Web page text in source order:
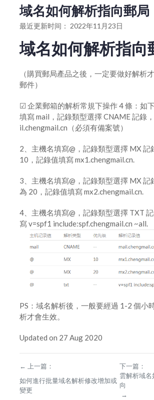
如何批量離線註冊域名
進入域名管理並查看域名信息
打印域名證書
gov.cn註銷操作流程
域名批量續期
域名續期
域名過戶
如何修改域名服務器地址
創建模板和模板實名認證
域名如何解析指向郵局
雲解析域名如何做cname解析指向
雲解析域名如何做IP指向解析
國際英文域名轉入流程
如何進行域名轉出（獲取域名轉移密碼）
如何辦理國家頂級域名轉移註冊服務商
如何辦理國際域名轉移註冊商
国际英文域名转入流程
域名如何解析指向郵局
最近更新时间： 2022年11月23日
域名如何解析指向
（購買郵局產品之後，一定要做好解析
郵件）
☑ 企業郵箱的解析常規下操作 4 條：如
填寫 mail，記錄類型選擇 CNAME 記錄
il.chengmail.cn（必須有備案號）
2、主機名填寫@，記錄類型選擇 MX 記
10，記錄值填寫 mx1.chengmail.cn.
3、主機名填寫@，記錄類型選擇 MX 記
為 20，記錄值填寫 mx2.chengmail.cn.
4、主機名填寫@，記錄類型選擇 TXT
寫 v=spf1 include:spf.chengmail.cn ~all.
PS：域名解析後，一般要經過 1-2 個小
析才會生效。
Updated on 27 Aug 2020
← 上一篇：
如何進行批量域名解析修改增加或
變更
下一篇：
雲解析域名
向
→